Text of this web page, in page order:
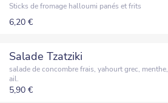
Sticks de fromage halloumi panés et frits
6,20 €
Salade Tzatziki
salade de concombre frais, yahourt grec, menthe,
ail.
5,90 €